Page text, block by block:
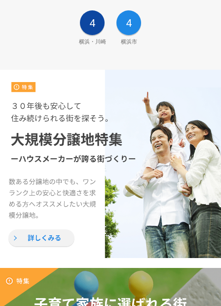
4
横浜・川崎
4
横浜市